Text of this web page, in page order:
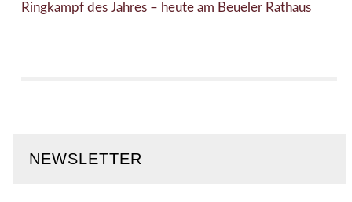
Ringkampf des Jahres – heute am Beueler Rathaus
NEWSLETTER